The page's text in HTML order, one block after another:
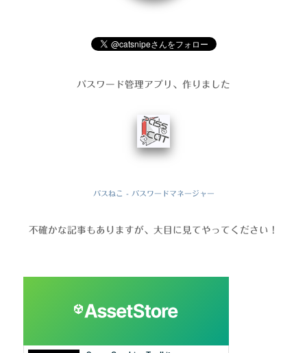
パスワード管理アプリ、作りました
パスねこ - パスワードマネージャー
不確かな記事もありますが、大目に見てやってください！